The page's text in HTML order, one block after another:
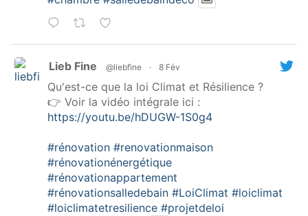
Lieb Fine @liebfine · 8 Fév
Qu'est-ce que la loi Climat et Résilience ?
👉 Voir la vidéo intégrale ici :
https://youtu.be/hDUGW-1S0g4
#rénovation #renovationmaison
#rénovationénergétique
#rénovationappartement
#rénovationsalledebain #LoiClimat #loiclimat
#loiclimatetresilience #projetdeloi